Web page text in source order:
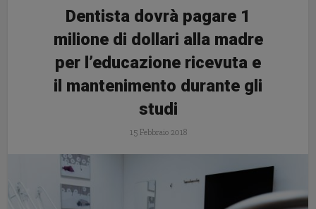
Dentista dovrà pagare 1
milione di dollari alla madre
per l’educazione ricevuta e
il mantenimento durante gli
studi
15 Febbraio 2018